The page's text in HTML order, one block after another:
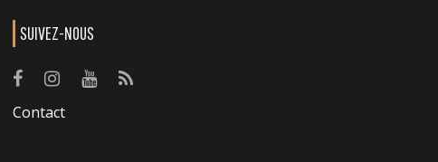
SUIVEZ-NOUS
Contact